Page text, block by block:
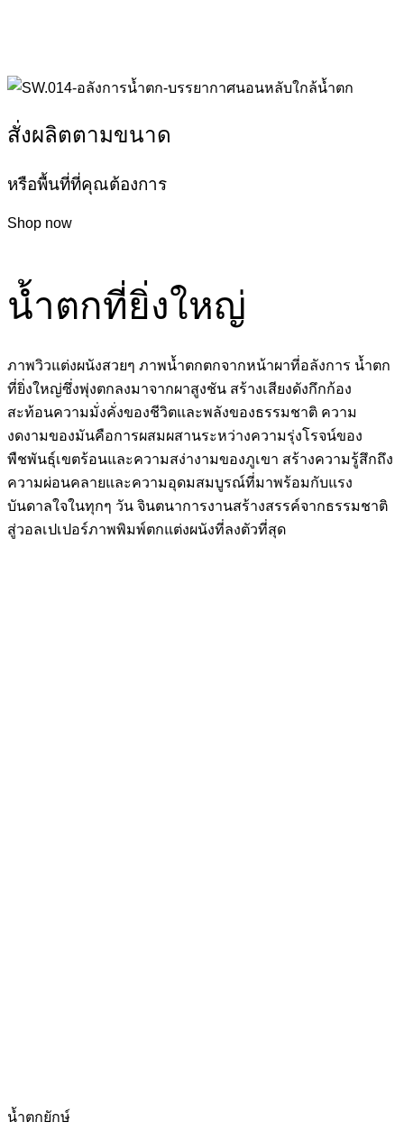
สั่งผลิตตามขนาด
หรือพื้นที่ที่คุณต้องการ
Shop now
น้ำตกที่ยิ่งใหญ่
ภาพวิวแต่งผนังสวยๆ ภาพน้ำตกตกจากหน้าผาที่อลังการ น้ำตก
ที่ยิ่งใหญ่ซึ่งพุ่งตกลงมาจากผาสูงชัน สร้างเสียงดังกึกก้อง
สะท้อนความมั่งคั่งของชีวิตและพลังของธรรมชาติ ความ
งดงามของมันคือการผสมผสานระหว่างความรุ่งโรจน์ของ
พืชพันธุ์เขตร้อนและความสง่างามของภูเขา สร้างความรู้สึกถึง
ความผ่อนคลายและความอุดมสมบูรณ์ที่มาพร้อมกับแรง
บันดาลใจในทุกๆ วัน จินตนาการงานสร้างสรรค์จากธรรมชาติ
สู่วอลเปเปอร์ภาพพิมพ์ตกแต่งผนังที่ลงตัวที่สุด
น้ำตกยักษ์